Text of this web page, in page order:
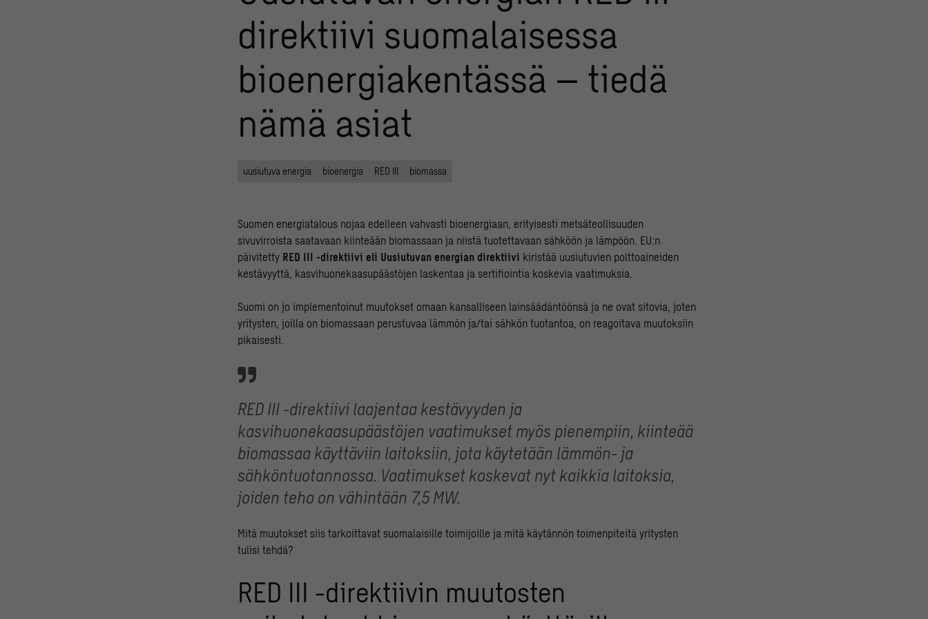
direktiivi suomalaisessa
bioenergiakentässä – tiedä
nämä asiat
uusiutuva energia bioenergia RED III biomassa
Suomen energiatalous nojaa edelleen vahvasti bioenergiaan, erityisesti metsäteollisuuden
sivuvirroista saatavaan kiinteään biomassaan ja niistä tuotettavaan sähköön ja lämpöön. EU:n
päivitetty RED III -direktiivi eli Uusiutuvan energian direktiivi kiristää uusiutuvien polttoaineiden
kestävyyttä, kasvihuonekaasupäästöjen laskentaa ja sertifiointia koskevia vaatimuksia.
Suomi on jo implementoinut muutokset omaan kansalliseen lainsäädäntöönsä ja ne ovat sitovia, joten
yritysten, joilla on biomassaan perustuvaa lämmön ja/tai sähkön tuotantoa, on reagoitava muutoksiin
pikaisesti.
RED III -direktiivi laajentaa kestävyyden ja
kasvihuonekaasupäästöjen vaatimukset myös pienempiin, kiinteää
biomassaa käyttäviin laitoksiin, jota käytetään lämmön- ja
sähköntuotannossa. Vaatimukset koskevat nyt kaikkia laitoksia,
joiden teho on vähintään 7,5 MW.
Mitä muutokset siis tarkoittavat suomalaisille toimijoille ja mitä käytännön toimenpiteitä yritysten
tulisi tehdä?
RED III -direktiivin muutosten